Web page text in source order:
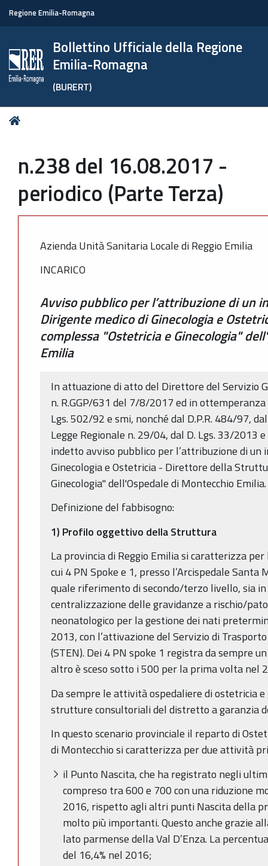
Regione Emilia-Romagna
Bollettino Ufficiale della Regione
Emilia-Romagna
(BURERT)
Tu
n.238 del 16.08.2017 -
periodico (Parte Terza)
Azienda Unità Sanitaria Locale di Reggio Emilia
INCARICO
Avviso pubblico per l’attribuzione di un
Dirigente medico di Ginecologia e
complessa "Ostetricia e Ginecologia"
Emilia
In attuazione di atto del Direttore del Servizio
n. R.GGP/631 del 7/8/2017 ed in
Lgs. 502/92 e smi, nonché dal D.P.R. 484/97,
Legge Regionale n. 29/04, dal D. Lgs. 33/2013
indetto avviso pubblico per l’attribuzione di un
Ginecologia e Ostetricia - Direttore della
Ginecologia" dell'Ospedale di Montecchio Emilia.
Definizione del fabbisogno:
1) Profilo oggettivo della Struttura
La provincia di Reggio Emilia si caratterizza
cui 4 PN Spoke e 1, presso l’Arcispedale
quale riferimento di secondo/terzo livello, sia
centralizzazione delle gravidanze a rischio/
neonatologico per la gestione dei nati
2013, con l’attivazione del Servizio di
(STEN). Dei 4 PN spoke 1 registra da sempre
altro è sceso sotto i 500 per la prima volta nel
Da sempre le attività ospedaliere di ostetricia
strutture consultoriali del distretto a garanzia
In questo scenario provinciale il reparto di
di Montecchio si caratterizza per due attività
il Punto Nascita, che ha registrato negli
compreso tra 600 e 700 con una riduzione
2016, rispetto agli altri punti Nascita della
molto più importanti. Questo anche grazie
lato parmense della Val D’Enza. La
del 16,4% nel 2016;